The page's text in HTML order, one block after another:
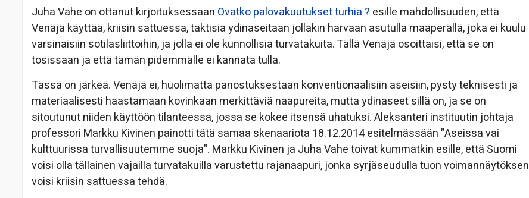
Juha Vahe on ottanut kirjoituksessaan Ovatko palovakuutukset turhia ? esille mahdollisuuden, että
Venäjä käyttää, kriisin sattuessa, taktisia ydinaseitaan jollakin harvaan asutulla maaperällä, joka ei kuulu
varsinaisiin sotilasliittoihin, ja jolla ei ole kunnollisia turvatakuita. Tällä Venäjä osoittaisi, että se on
tosissaan ja että tämän pidemmälle ei kannata tulla.
Tässä on järkeä. Venäjä ei, huolimatta panostuksestaan konventionaalisiin aseisiin, pysty teknisesti ja
materiaalisesti haastamaan kovinkaan merkittäviä naapureita, mutta ydinaseet sillä on, ja se on
sitoutunut niiden käyttöön tilanteessa, jossa se kokee itsensä uhatuksi. Aleksanteri instituutin johtaja
professori Markku Kivinen painotti tätä samaa skenaariota 18.12.2014 esitelmässään "Aseissa vai
kulttuurissa turvallisuutemme suoja". Markku Kivinen ja Juha Vahe toivat kummatkin esille, että Suomi
voisi olla tällainen vajailla turvatakuilla varustettu rajanaapuri, jonka syrjäseudulla tuon voimannäytöksen
voisi kriisin sattuessa tehdä.